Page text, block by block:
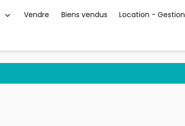
Vendre Biens vendus Location - Gestion